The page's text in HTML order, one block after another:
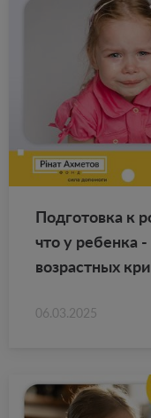
Под­го­тов­ка к
что у ре­бен­ка
воз­раст­ных
06.03.2025